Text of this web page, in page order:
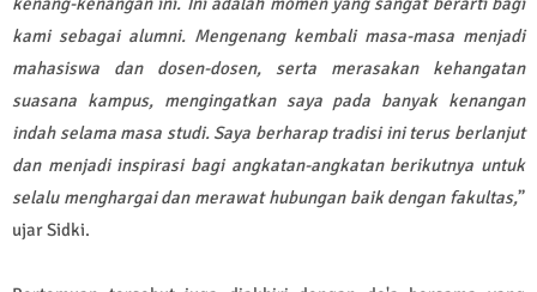
kami sebagai alumni. Mengenang kembali masa-masa menjadi
mahasiswa dan dosen-dosen, serta merasakan kehangatan
suasana kampus, mengingatkan saya pada banyak kenangan
indah selama masa studi. Saya berharap tradisi ini terus berlanjut
dan menjadi inspirasi bagi angkatan-angkatan berikutnya untuk
selalu menghargai dan merawat hubungan baik dengan fakultas,”
ujar Sidki.